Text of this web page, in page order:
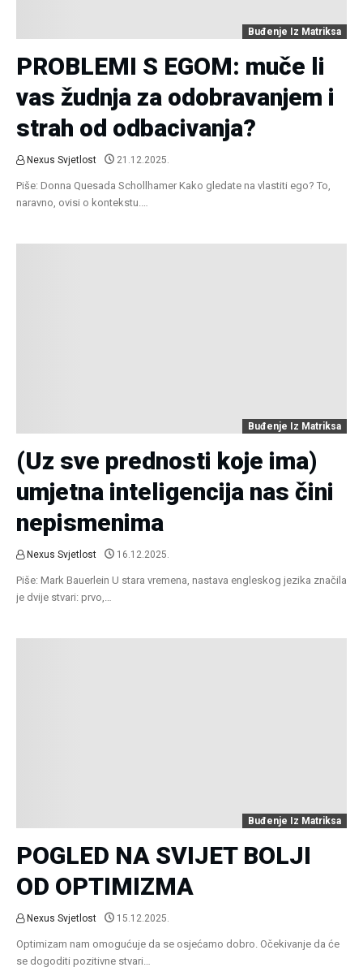
Buđenje Iz Matriksa
PROBLEMI S EGOM: muče li
vas žudnja za odobravanjem i
strah od odbacivanja?
Nexus Svjetlost 21.12.2025.
Piše: Donna Quesada Schollhamer Kako gledate na vlastiti ego? To,
naravno, ovisi o kontekstu.…
Buđenje Iz Matriksa
(Uz sve prednosti koje ima)
umjetna inteligencija nas čini
nepismenima
Nexus Svjetlost 16.12.2025.
Piše: Mark Bauerlein U stara vremena, nastava engleskog jezika značila
je dvije stvari: prvo,…
Buđenje Iz Matriksa
POGLED NA SVIJET BOLJI
OD OPTIMIZMA
Nexus Svjetlost 15.12.2025.
Optimizam nam omogućuje da se osjećamo dobro. Očekivanje da će
se dogoditi pozitivne stvari…